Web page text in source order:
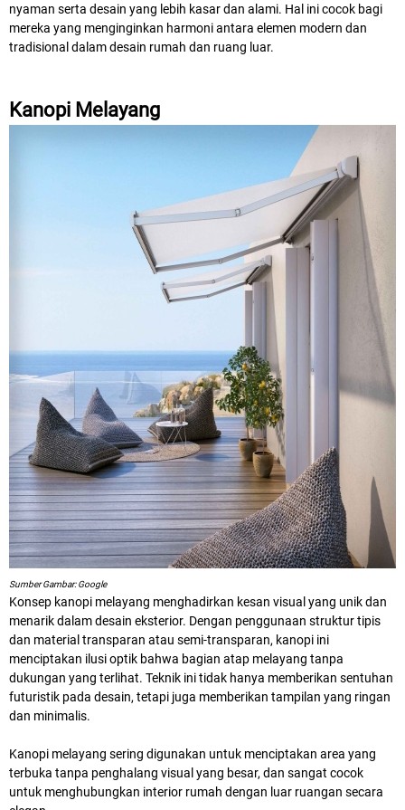
nyaman serta desain yang lebih kasar dan alami. Hal ini cocok bagi
mereka yang menginginkan harmoni antara elemen modern dan
tradisional dalam desain rumah dan ruang luar.
Kanopi Melayang
Sumber Gambar: Google
Konsep kanopi melayang menghadirkan kesan visual yang unik dan
menarik dalam desain eksterior. Dengan penggunaan struktur tipis
dan material transparan atau semi-transparan, kanopi ini
menciptakan ilusi optik bahwa bagian atap melayang tanpa
dukungan yang terlihat. Teknik ini tidak hanya memberikan sentuhan
futuristik pada desain, tetapi juga memberikan tampilan yang ringan
dan minimalis.
Kanopi melayang sering digunakan untuk menciptakan area yang
terbuka tanpa penghalang visual yang besar, dan sangat cocok
untuk menghubungkan interior rumah dengan luar ruangan secara